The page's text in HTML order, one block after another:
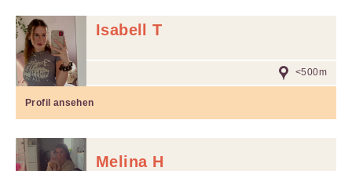
Isabell T
<500m
Profil ansehen
Melina H